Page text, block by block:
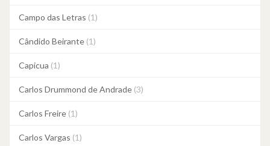
Campo das Letras (1)
Cândido Beirante (1)
Capicua (1)
Carlos Drummond de Andrade (3)
Carlos Freire (1)
Carlos Vargas (1)